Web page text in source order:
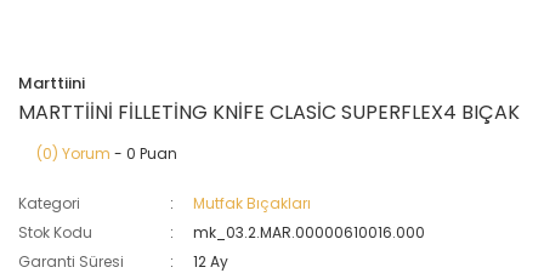
Marttiini
MARTTİİNİ FİLLETİNG KNİFE CLASİC SUPERFLEX4 BIÇAK
(0) Yorum - 0 Puan
Kategori
Mutfak Bıçakları
Stok Kodu
mk_03.2.MAR.00000610016.000
Garanti Süresi
12 Ay